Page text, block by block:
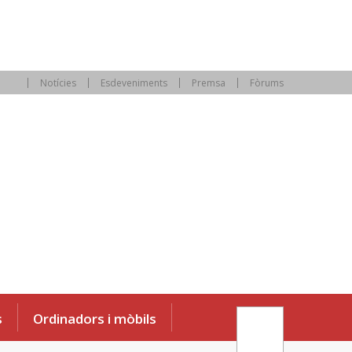
Notícies Esdeveniments Premsa Fòrums
Ordinadors i mòbils